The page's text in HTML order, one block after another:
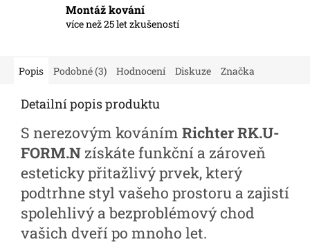
Montáž kování
více než 25 let zkušeností
Popis Podobné (3) Hodnocení Diskuze Značka
Detailní popis produktu
S nerezovým kováním Richter RK.U-
FORM.N získáte funkční a zároveň
esteticky přitažlivý prvek, který
podtrhne styl vašeho prostoru a zajistí
spolehlivý a bezproblémový chod
vašich dveří po mnoho let.